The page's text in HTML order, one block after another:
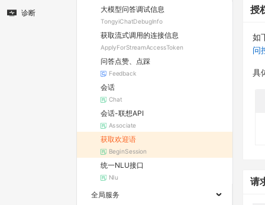
诊断 大模型问答调试信息
TongyiChatDebugInfo
获取流式调用的连接信息
ApplyForStreamAccessToken
问答点赞、点踩
Feedback
会话
Chat
会话-联想API
Associate
获取欢迎语
BeginSession
统一NLU接口
Nlu
全局服务
授
如
问
具
请